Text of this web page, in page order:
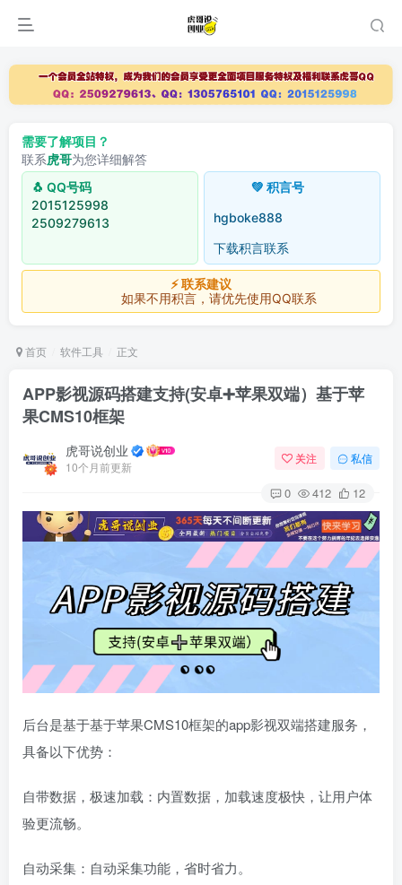
需要了解项目？
联系虎哥为您详细解答
🐧 QQ号码
2015125998
2509279613
💚 积言号
hgboke888
下载积言联系
⚡ 联系建议
如果不用积言，请优先使用QQ联系
首页 软件工具 正文
APP影视源码搭建支持(安卓➕苹果双端）基于苹
果CMS10框架
虎哥说创业
10个月前更新
关注 私信
0 412 12
后台是基于基于苹果CMS10框架的app影视双端搭建服务，
具备以下优势：
自带数据，极速加载：内置数据，加载速度极快，让用户体
验更流畅。
自动采集：自动采集功能，省时省力。